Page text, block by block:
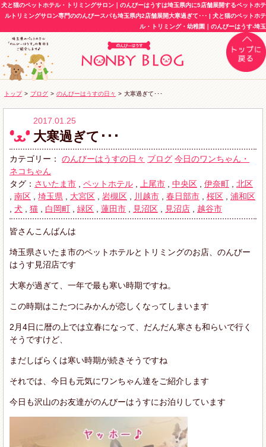
犬と猫のペットホテル・トリミングサロン｜のんびーはうすは埼玉県内に5店舗展開するペットホテ
ルトリミングサロン専門ののんびースパも埼玉県内2店舗展開大寒過ぎて･･･ | 犬と猫のペットホテ
ル・トリミング・幼稚園｜のんびーはうす-埼玉
トップ > ブログ > のんびーはうすの日々 > 大寒過ぎて･･･
2017.01.25
大寒過ぎて･･･
カテゴリー： のんびーはうすの日々 ブログ 今日のワンちゃん・
ネコちゃん
タグ： さいたま市 ペットホテル 上尾市 中央区 伊奈町
北区
南区 埼玉県 大宮区 岩槻区 川越市 春日部市 桜区
浦和区
犬 猫 白岡町 緑区 蓮田市 見沼区 見沼店 越谷市
皆さんこんばんは
埼玉県さいたま市のペットホテルとトリミングのお店、のんびー
はうす見沼店です
大寒が過ぎて、一年で最も寒い時期ですね。
この時期はこたつにみかんが恋しくなってしまいます
2月4日に暦の上では立春になって、だんだん寒さも和らいで行く
そうですけど、
まだしばらくは寒い時期が続きそうですね
それでは、今日も元気にワンちゃん達をご紹介します
今日も沢山のお友達がのんびーはうすにお泊りしています